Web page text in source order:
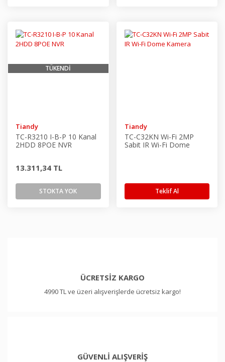
TÜKENDİ
Tiandy
TC-R3210 I-B-P 10 Kanal
2HDD 8POE NVR
13.311,34 TL
STOKTA YOK
Tiandy
TC-C32KN Wi-Fi 2MP
Sabit IR Wi-Fi Dome
Teklif Al
ÜCRETSİZ KARGO
4990 TL ve üzeri alışverişlerde ücretsiz kargo!
GÜVENLİ ALIŞVERİŞ